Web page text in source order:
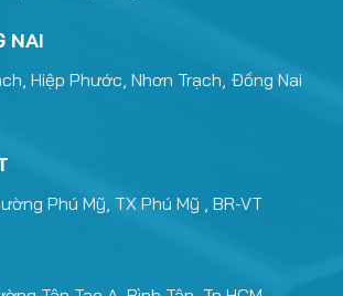
NAI
Hiệp Phước, Nhơn Trạch, Đồng Nai
Phú Mỹ, TX Phú Mỹ , BR-VT